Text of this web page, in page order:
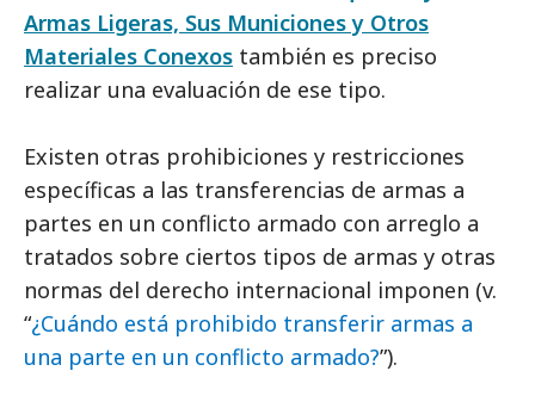
Armas Ligeras, Sus Municiones y Otros
Materiales Conexos también es preciso
realizar una evaluación de ese tipo.
Existen otras prohibiciones y restricciones
específicas a las transferencias de armas a
partes en un conflicto armado con arreglo a
tratados sobre ciertos tipos de armas y otras
normas del derecho internacional imponen (v.
“¿Cuándo está prohibido transferir armas a
una parte en un conflicto armado?”).